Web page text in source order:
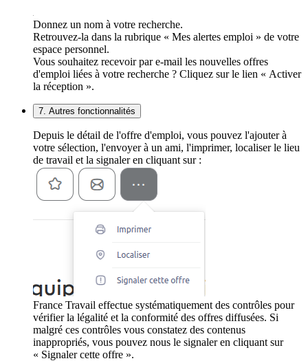
Donnez un nom à votre recherche.
Retrouvez-la dans la rubrique « Mes alertes emploi » de votre
espace personnel.
Vous souhaitez recevoir par e-mail les nouvelles offres
d'emploi liées à votre recherche ? Cliquez sur le lien « Activer
la réception ».
7. Autres fonctionnalités
Depuis le détail de l'offre d'emploi, vous pouvez l'ajouter à
votre sélection, l'envoyer à un ami, l'imprimer, localiser le lieu
de travail et la signaler en cliquant sur :
France Travail effectue systématiquement des contrôles pour
vérifier la légalité et la conformité des offres diffusées. Si
malgré ces contrôles vous constatez des contenus
inappropriés, vous pouvez nous le signaler en cliquant sur
« Signaler cette offre ».